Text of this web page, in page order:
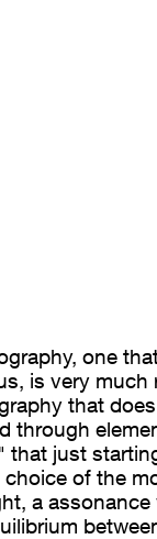
one
is very much
that
through
that just
of the
a